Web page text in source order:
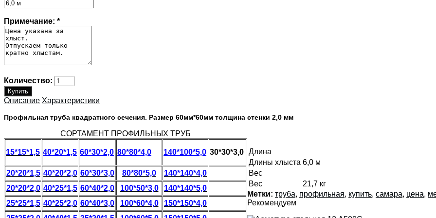
Примечание: *
Количество:
Описание Характеристики
Профильная труба квадратного сечения. Размер 60мм*60мм толщина стенки 2,0 мм
СОРТАМЕНТ ПРОФИЛЬНЫХ ТРУБ
15*15*1,5 40*20*1,5 60*30*2,0 80*80*4,0 140*100*5,0 30*30*3,0
20*20*1,5 40*20*2,0 60*30*3,0 80*80*5,0
140*140*4,0
20*20*2,0 40*25*1,5 60*40*2,0 100*50*3,0
140*140*5,0
25*25*1,5 40*25*2,0 60*40*3,0 100*60*4,0
150*150*4,0
Длина
Длины хлыста 6,0 м
Вес
Вес
21,7 кг
Метки: труба, профильная, купить, самара, цена,
Рекомендуем